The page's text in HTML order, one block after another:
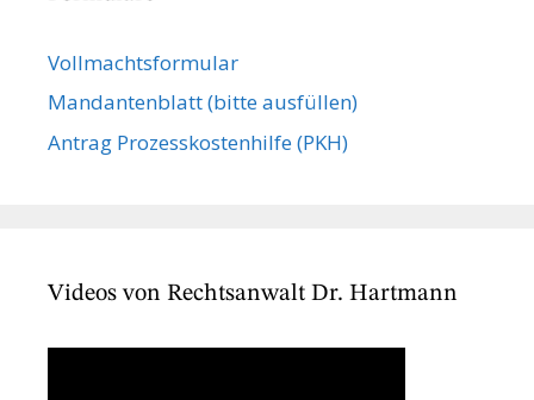
Vollmachts­formular
Mandanten­blatt (bitte ausfüllen)
Antrag Prozesskostenhilfe (PKH)
Videos von Rechtsanwalt Dr. Hartmann